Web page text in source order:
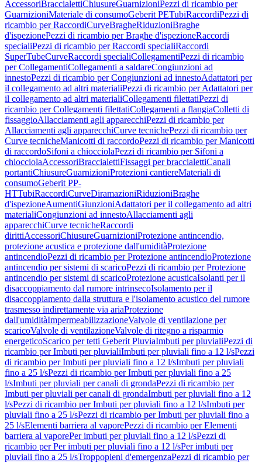
AccessoriBraccialettiChiusureGuarnizioniPezzi di ricambio per
GuarnizioniMateriale di consumoGeberit PETubiRaccordiPezzi di
ricambio per RaccordiCurveBragheRiduzioniBraghe
d'ispezionePezzi di ricambio per Braghe d'ispezioneRaccordi
specialiPezzi di ricambio per Raccordi specialiRaccordi
SuperTubeCurveRaccordi specialiCollegamentiPezzi di ricambio
per CollegamentiCollegamenti a saldareCongiunzioni ad
innestoPezzi di ricambio per Congiunzioni ad innestoAdattatori per
il collegamento ad altri materialiPezzi di ricambio per Adattatori per
il collegamento ad altri materialiCollegamenti filettatiPezzi di
ricambio per Collegamenti filettatiCollegamenti a flangiaColletti di
fissaggioAllacciamenti agli apparecchiPezzi di ricambio per
Allacciamenti agli apparecchiCurve tecnichePezzi di ricambio per
Curve tecnicheManicotti di raccordoPezzi di ricambio per Manicotti
di raccordoSifoni a chiocciolaPezzi di ricambio per Sifoni a
chiocciolaAccessoriBraccialettiFissaggi per braccialettiCanali
portantiChiusureGuarnizioniProtezioni cantiereMateriali di
consumoGeberit PP-
HTTubiRaccordiCurveDiramazioniRiduzioniBraghe
d'ispezioneAumentiGiunzioniAdattatori per il collegamento ad altri
materialiCongiunzioni ad innestoAllacciamenti agli
apparecchiCurve tecnicheRaccordi
dirittiAccessoriChiusureGuarnizioniProtezione antincendio,
protezione acustica e protezione dall'umiditàProtezione
antincendioPezzi di ricambio per Protezione antincendioProtezione
antincendio per sistemi di scaricoPezzi di ricambio per Protezione
antincendio per sistemi di scaricoProtezione acusticaIsolanti per il
disaccoppiamento dal rumore intrinsecoIsolamento per il
disaccoppiamento dalla struttura e l'isolamento acustico del rumore
trasmesso indirettamente via ariaProtezione
dall'umiditàImpermeabilizzazioneValvole di ventilazione per
scaricoValvole di ventilazioneValvole di ritegno a risparmio
energeticoScarico per tetti Geberit PluviaImbuti per pluvialiPezzi di
ricambio per Imbuti per pluvialiImbuti per pluviali fino a 12 l/sPezzi
di ricambio per Imbuti per pluviali fino a 12 l/sImbuti per pluviali
fino a 25 l/sPezzi di ricambio per Imbuti per pluviali fino a 25
l/sImbuti per pluviali per canali di grondaPezzi di ricambio per
Imbuti per pluviali per canali di grondaImbuti per pluviali fino a 12
l/sPezzi di ricambio per Imbuti per pluviali fino a 12 l/sImbuti per
pluviali fino a 25 l/sPezzi di ricambio per Imbuti per pluviali fino a
25 l/sElementi barriera al vaporePezzi di ricambio per Elementi
barriera al vaporePer imbuti per pluviali fino a 12 l/sPezzi di
ricambio per Per imbuti per pluviali fino a 12 l/sPer imbuti per
pluviali fino a 25 l/sTroppopieni d'emergenzaPezzi di ricambio per